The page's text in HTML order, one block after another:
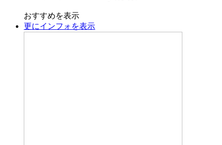
おすすめを表示
更にインフォを表示